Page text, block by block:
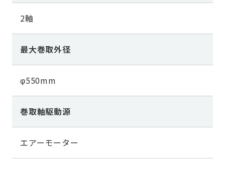
2軸
最大巻取外径
φ550mm
巻取軸駆動源
エアーモーター